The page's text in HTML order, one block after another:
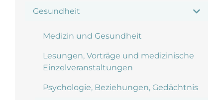
Gesundheit
Medizin und Gesundheit
Lesungen, Vorträge und medizinische
Einzelveranstaltungen
Psychologie, Beziehungen, Gedächtnis